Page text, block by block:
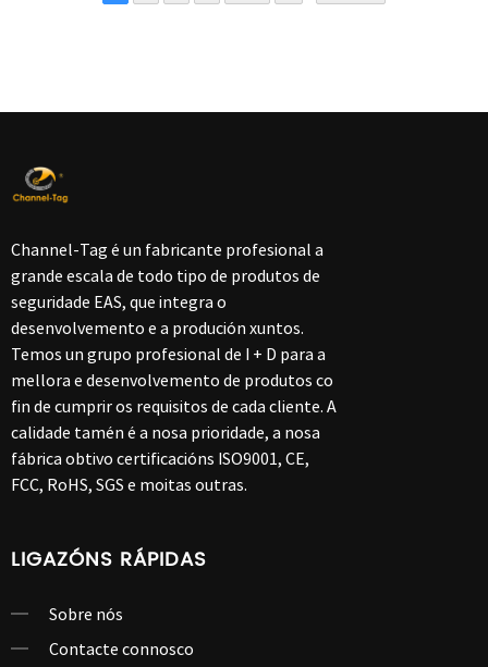
Channel-Tag é un fabricante profesional a
grande escala de todo tipo de produtos de
seguridade EAS, que integra o
desenvolvemento e a produción xuntos.
Temos un grupo profesional de I + D para a
mellora e desenvolvemento de produtos co
fin de cumprir os requisitos de cada cliente. A
calidade tamén é a nosa prioridade, a nosa
fábrica obtivo certificacións ISO9001, CE,
FCC, RoHS, SGS e moitas outras.
LIGAZÓNS RÁPIDAS
Sobre nós
Contacte connosco